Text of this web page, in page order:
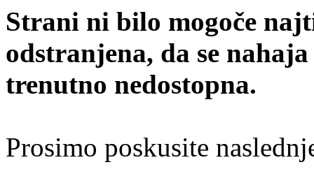
Strani ni bilo mogoče
odstranjena, da se
trenutno nedostopna.
Prosimo poskusite